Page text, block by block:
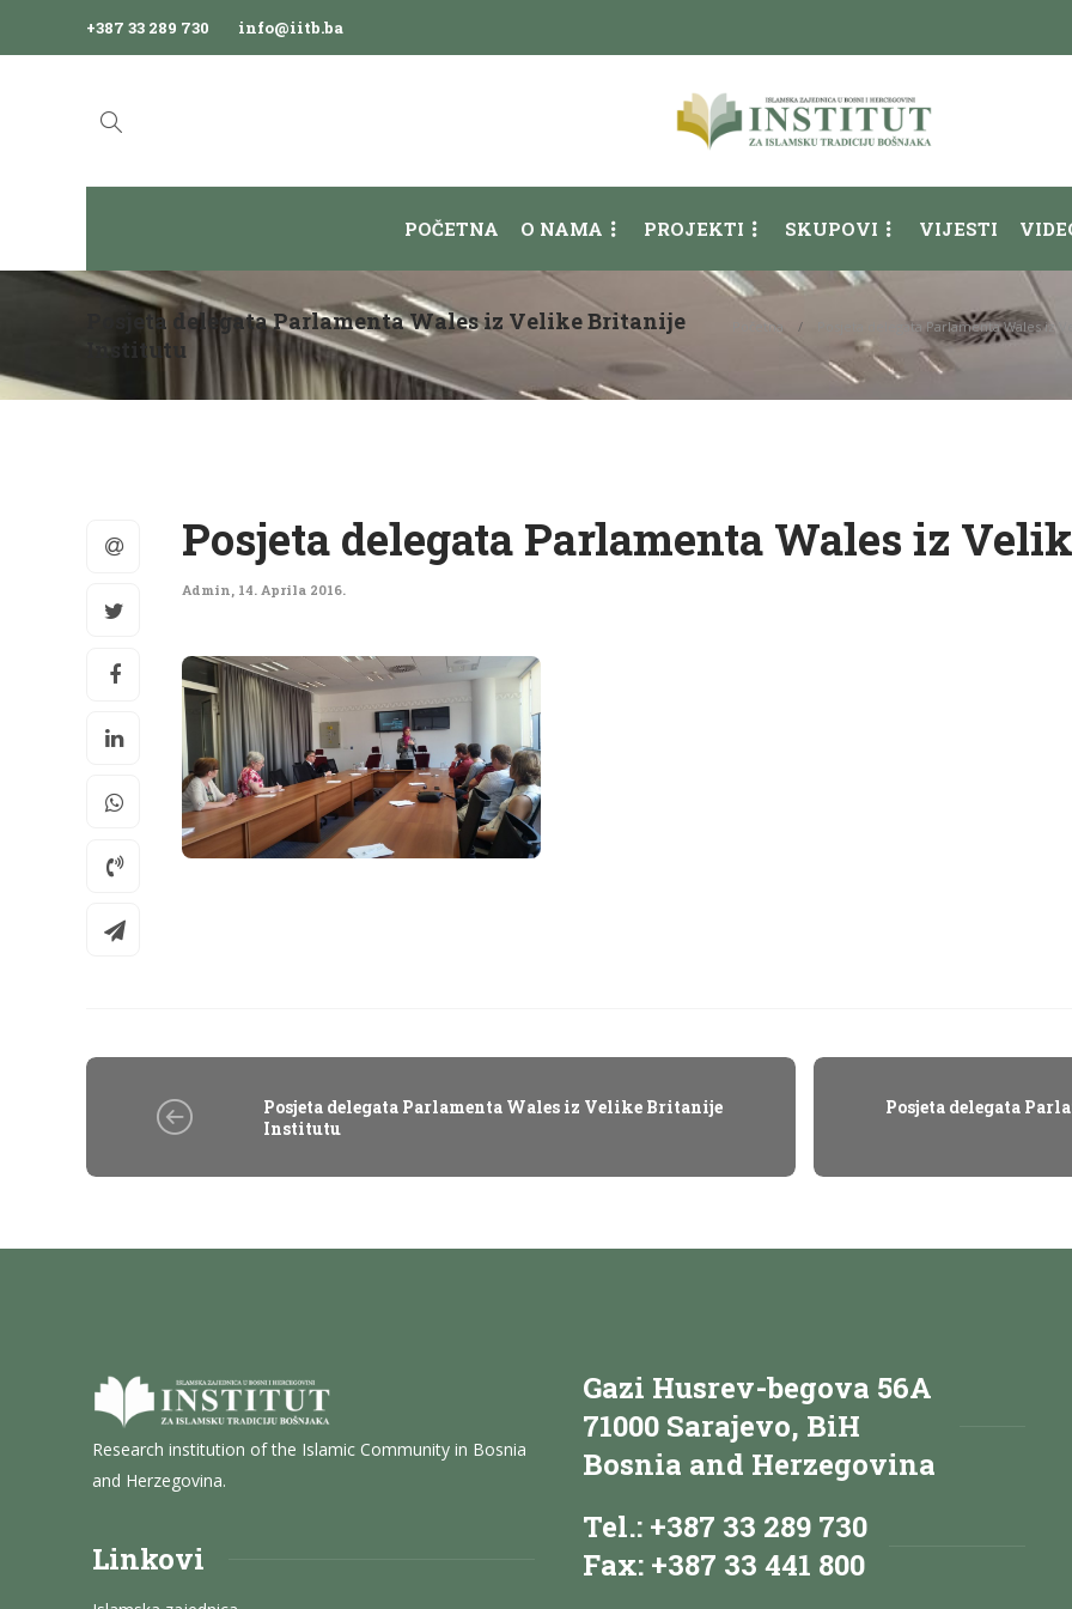
+387 33 289 730 info@iitb.ba
POČETNA O NAMA PROJEKTI SKUPOVI VIJESTI
Posjeta delegata Parlamenta Wales iz Velike Britanije
Institutu
Početna Posjeta delegata Parlamenta Wales iz
Posjeta delegata Parlamenta Wales iz
Admin, 14. Aprila 2016.
Posjeta delegata Parlamenta Wales iz Velike Britanije
Institutu
Posjeta delegata
Research institution of the Islamic Community in Bosnia
and Herzegovina.
Linkovi
Gazi Husrev-begova 56A
71000 Sarajevo, BiH
Bosnia and Herzegovina
Tel.: +387 33 289 730
Fax: +387 33 441 800